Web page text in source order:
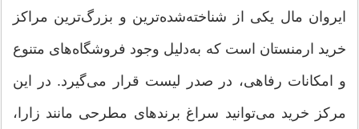
ایروان مال یکی از شناخته‌شده‌ترین و بزرگ‌ترین مراکز
خرید ارمنستان است که به‌دلیل وجود فروشگاه‌های متنوع
و امکانات رفاهی، در صدر لیست قرار می‌گیرد. در این
مرکز خرید می‌توانید سراغ برندهای مطرحی مانند زارا،